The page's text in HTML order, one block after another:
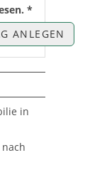
*
ANLEGEN
in